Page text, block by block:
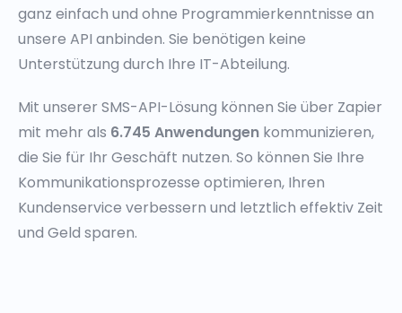
ganz einfach und ohne Programmierkenntnisse an
unsere API anbinden. Sie benötigen keine
Unterstützung durch Ihre IT-Abteilung.
Mit unserer SMS-API-Lösung können Sie über Zapier
mit mehr als 6.745 Anwendungen kommunizieren,
die Sie für Ihr Geschäft nutzen. So können Sie Ihre
Kommunikationsprozesse optimieren, Ihren
Kundenservice verbessern und letztlich effektiv Zeit
und Geld sparen.